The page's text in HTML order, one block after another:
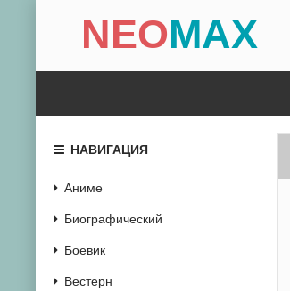
NEOMAX
НАВИГАЦИЯ
Аниме
Биографический
Боевик
Вестерн